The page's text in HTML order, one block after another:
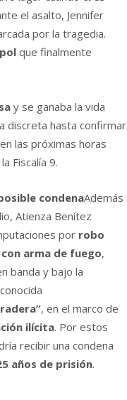
el asalto, Jennifer
por la tragedia.
que finalmente
y se ganaba la vida
discreta hasta confirmar
las próximas horas
Fiscalía 9.
condenaAdemás
Atienza Benítez
por robo
arma de fuego,
banda y bajo la
, en el marco de
ilícita. Por estos
recibir una condena
años de prisión.